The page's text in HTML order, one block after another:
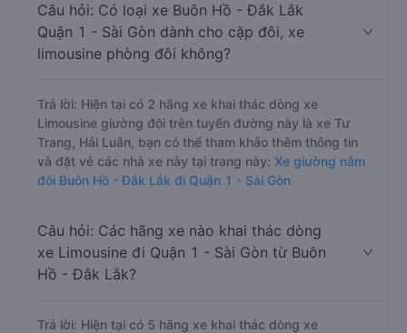
Câu hỏi: Có loại xe Buôn Hồ - Đắk Lắk
Quận 1 - Sài Gòn dành cho cặp đôi, xe
limousine phòng đôi không?
Trả lời: Hiện tại có 2 hãng xe khai thác dòng xe
Limousine giường đôi trên tuyến đường này là xe Tư
Trang, Hải Luân, bạn có thể tham khảo thêm thông tin
và đặt vé các nhà xe này tại trang này: Xe giường nằm
đôi Buôn Hồ - Đắk Lắk đi Quận 1 - Sài Gòn
Câu hỏi: Các hãng xe nào khai thác dòng
xe Limousine đi Quận 1 - Sài Gòn từ Buôn
Hồ - Đắk Lắk?
Trả lời: Hiện tại có 5 hãng xe khai thác dòng xe